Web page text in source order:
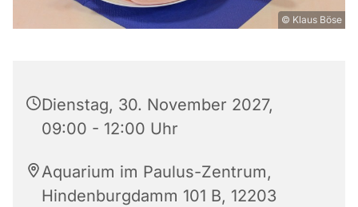
© Klaus Böse
Dienstag, 30. November 2027,
09:00 - 12:00 Uhr
Aquarium im Paulus-Zentrum,
Hindenburgdamm 101 B, 12203